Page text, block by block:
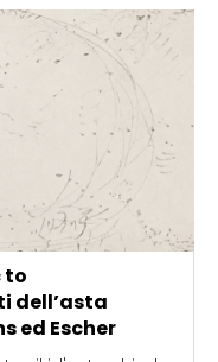
to
dell’asta
ed Escher